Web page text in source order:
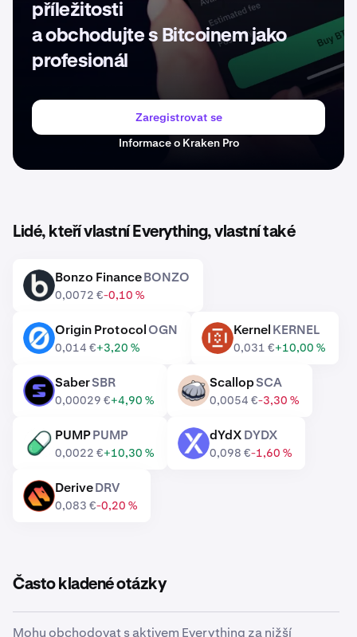
příležitosti
a obchodujte s Bitcoinem jako
profesionál
Zaregistrovat se
Informace o Kraken Pro
Lidé, kteří vlastní Everything, vlastní také
BONZO Bonzo FinanceBONZO
0,0072 €-0,10 %
OGN Origin ProtocolOGN
0,014 €+3,20 %
KERNEL KernelKERNEL
0,031 €+10,00 %
SBR SaberSBR
0,00029 €+4,90 %
SCA ScallopSCA
0,0054 €-3,30 %
PUMP PUMPPUMP
0,0022 €+10,30 %
DYDX dYdXDYDX
0,098 €-1,60 %
DRV DeriveDRV
0,083 €-0,20 %
Často kladené otázky
Mohu obchodovat s aktivem Everything za nižší